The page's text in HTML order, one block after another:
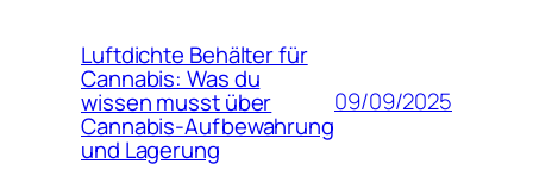
Luftdichte Behälter für
Cannabis: Was du
wissen musst über
Cannabis-Aufbewahrung
und Lagerung
09/09/2025